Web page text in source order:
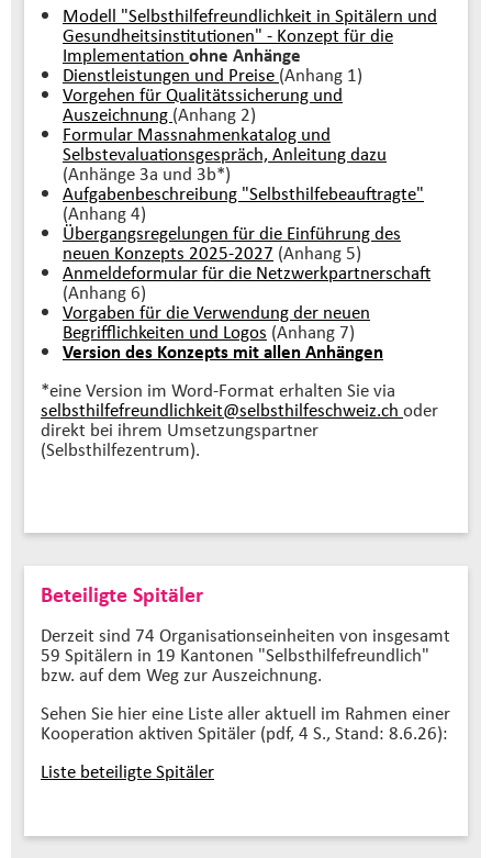
Modell "Selbsthilfefreundlichkeit in Spitälern und
Gesundheitsinstitutionen" - Konzept für die
Implementation ohne Anhänge
Dienstleistungen und Preise (Anhang 1)
Vorgehen für Qualitätssicherung und
Auszeichnung (Anhang 2)
Formular Massnahmenkatalog und
Selbstevaluationsgespräch, Anleitung dazu
(Anhänge 3a und 3b*)
Aufgabenbeschreibung "Selbsthilfebeauftragte"
(Anhang 4)
Übergangsregelungen für die Einführung des
neuen Konzepts 2025-2027 (Anhang 5)
Anmeldeformular für die Netzwerkpartnerschaft
(Anhang 6)
Vorgaben für die Verwendung der neuen
Begrifflichkeiten und Logos (Anhang 7)
Version des Konzepts mit allen Anhängen
*eine Version im Word-Format erhalten Sie via
selbsthilfefreundlichkeit@selbsthilfeschweiz.ch oder
direkt bei ihrem Umsetzungspartner
(Selbsthilfezentrum).
Beteiligte Spitäler
Derzeit sind 74 Organisationseinheiten von insgesamt
59 Spitälern in 19 Kantonen "Selbsthilfefreundlich"
bzw. auf dem Weg zur Auszeichnung.
Sehen Sie hier eine Liste aller aktuell im Rahmen einer
Kooperation aktiven Spitäler (pdf, 4 S., Stand: 8.6.26):
Liste beteiligte Spitäler